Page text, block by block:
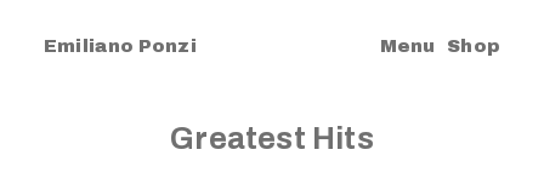
Emiliano Ponzi Menu Shop
Greatest Hits